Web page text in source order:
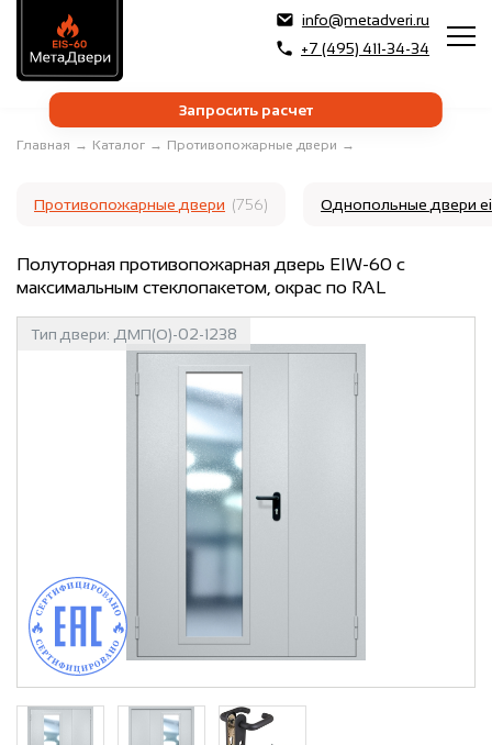
info@metadveri.ru
+7 (495) 411-34-34
Запросить расчет
Главная → Каталог → Противопожарные двери →
Противопожарные двери (756) Однопольные двери
Полуторная противопожарная дверь EIW-60 с
максимальным стеклопакетом, окрас по RAL
Тип двери: ДМП(О)-02-1238